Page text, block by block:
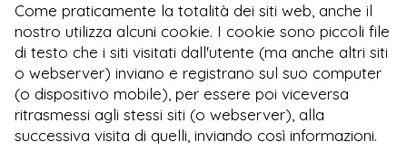
Come praticamente la totalità dei siti web, anche il
nostro utilizza alcuni cookie. I cookie sono piccoli file
di testo che i siti visitati dall'utente (ma anche altri siti
o webserver) inviano e registrano sul suo computer
(o dispositivo mobile), per essere poi viceversa
ritrasmessi agli stessi siti (o webserver), alla
successiva visita di quelli, inviando così informazioni.